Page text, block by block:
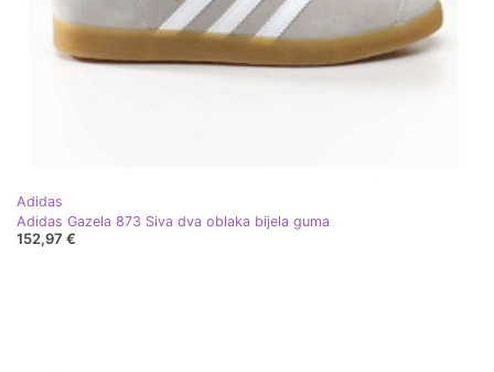
Adidas
Adidas Gazela 873 Siva dva oblaka bijela guma
152,97 €